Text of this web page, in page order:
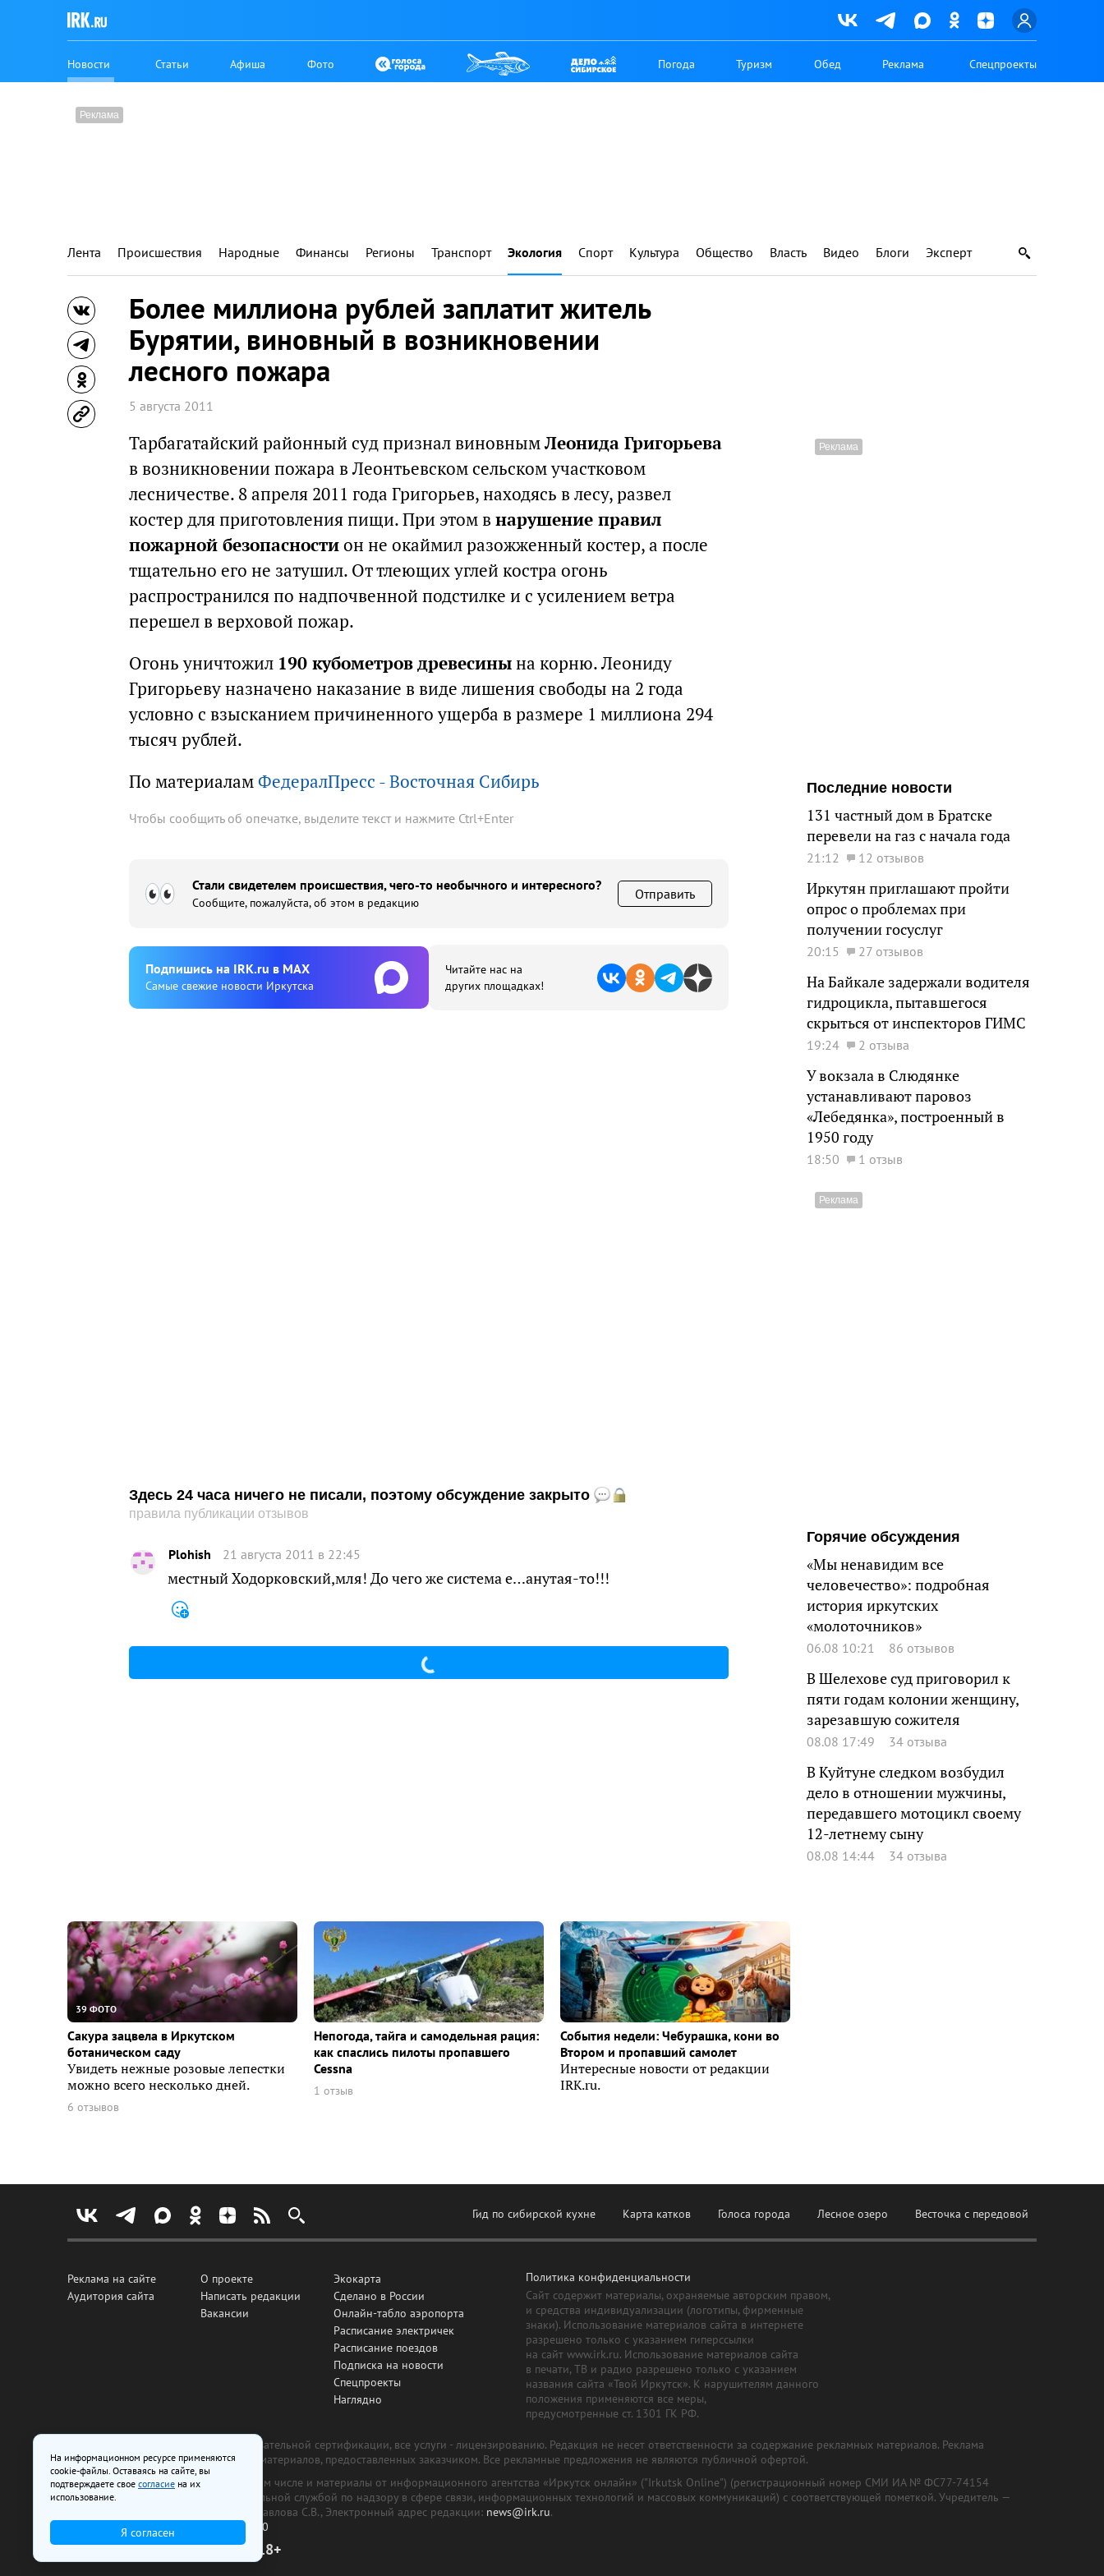
Новости Статьи Афиша Фото Погода Туризм Обед Реклама Спецпроекты
Лента Происшествия Народные Финансы Регионы Транспорт Экология Спорт Культура Общество Власть Видео Блоги Эксперт
Более миллиона рублей заплатит житель
Бурятии, виновный в возникновении
лесного пожара
5 августа 2011
Тарбагатайский районный суд признал виновнымЛеонида Григорьева
в возникновении пожара в Леонтьевском сельском участковом
лесничестве. 8 апреля 2011 года Григорьев, находясь в лесу, развел
костер для приготовления пищи. При этом в нарушение правил
пожарной безопасностион не окаймил разожженный костер, а после
тщательно его не затушил. От тлеющих углей костра огонь
распространился по надпочвенной подстилке и с усилением ветра
перешел в верховой пожар.
Огонь уничтожил 190 кубометров древесинына корню. Леониду
Григорьеву назначено наказание в виде лишения свободы на 2 года
условно с взысканием причиненного ущерба в размере 1 миллиона 294
тысяч рублей.
По материаламФедералПресс - Восточная Сибирь
Чтобы сообщить об опечатке, выделите текст и нажмите Ctrl+Enter
Стали свидетелем происшествия, чего-то необычного и интересного?
Сообщите, пожалуйста, об этом в редакцию
Отправить
Подпишиcь на IRK.ru в MAX
Cамые свежие новости Иркутска
Читайте нас на
других площадках!
Здесь 24 часа ничего не писали, поэтому обсуждение закрыто
правила публикации отзывов
Plohish 21 августа 2011 в 22:45
местный Ходорковский,мля! До чего же система е…анутая-то!!!
Последние новости
131 частный дом в Братске
перевели на газ с начала года
21:12 12 отзывов
Иркутян приглашают пройти
опрос о проблемах при
получении госуслуг
20:15 27 отзывов
На Байкале задержали водителя
гидроцикла, пытавшегося
скрыться от инспекторов ГИМС
19:24 2 отзыва
У вокзала в Слюдянке
устанавливают паровоз
«Лебедянка», построенный в
1950 году
18:50 1 отзыв
Горячие обсуждения
«Мы ненавидим все
человечество»: подробная
история иркутских
«молоточников»
06.08 10:21 86 отзывов
В Шелехове суд приговорил к
пяти годам колонии женщину,
зарезавшую сожителя
08.08 17:49 34 отзыва
В Куйтуне следком возбудил
дело в отношении мужчины,
передавшего мотоцикл своему
12-летнему сыну
08.08 14:44 34 отзыва
39 ФОТО
Сакура зацвела в Иркутском
ботаническом саду
Увидеть нежные розовые лепестки
можно всего несколько дней.
6 отзывов
Непогода, тайга и самодельная рация:
как спаслись пилоты пропавшего
Cessna
1 отзыв
События недели: Чебурашка, кони во
Втором и пропавший самолет
Интересные новости от редакции
IRK.ru.
Гид по сибирской кухне Карта катков Голоса города Лесное озеро Весточка с передовой
Реклама на сайте
Аудитория сайта
О проекте
Написать редакции
Вакансии
Экокарта
Сделано в России
Онлайн-табло аэропорта
Расписание электричек
Расписание поездов
Подписка на новости
Спецпроекты
Наглядно
Политика конфиденциальности
Сайт содержит материалы, охраняемые авторским правом,
и средства индивидуализации (логотипы, фирменные
знаки). Использование материалов сайта в интернете
разрешено только с указанием гиперссылки
на сайт www.irk.ru. Использование материалов сайта
в печати, ТВ и радио разрешено только с указанием
названия сайта «Твой Иркутск». К нарушителям данного
положения применяются все меры,
предусмотренные ст. 1301 ГК РФ.
Все рекламные товары подлежат обязательной сертификации, все услуги - лицензированию. Редакция не несет ответственности за содержание рекламных материалов. Реклама
изготовлена и размещена на основе материалов, предоставленных заказчиком. Все рекламные предложения не являются публичной офертой.
На сайте www.irk.ru размещаются в том числе и материалы от информационного агентства «Иркутск онлайн» ("Irkutsk Online") (регистрационный номер СМИ ИА № ФС77-74154
от 29 октября 2018 г., выдан Федеральной службой по надзору в сфере связи, информационных технологий и массовых коммуникаций) с соответствующей пометкой. Учредитель —
ООО «Ирк.ру». Главный редактор — Павлова С.В., Электронный адрес редакции: news@irk.ru.
Телефон редакции:
+7 (3952) 48-88-50
18+
На информационном ресурсе применяются
cookie-файлы. Оставаясь на сайте, вы
подтверждаете свое согласие на их
использование.
Я согласен